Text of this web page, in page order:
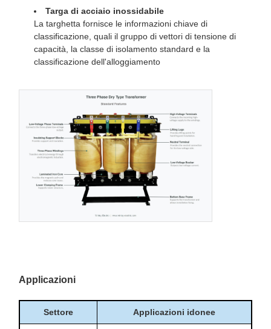
Targa di acciaio inossidabile
La targhetta fornisce le informazioni chiave di
classificazione, quali il gruppo di vettori di tensione di
capacità, la classe di isolamento standard e la
classificazione dell'alloggiamento
Applicazioni
Settore Applicazioni idonee